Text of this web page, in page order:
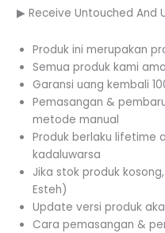
▶ Receive Untouched And
Produk ini merupakan
Semua produk kami
Garansi uang kembali
Pemasangan &
metode manual
Produk berlaku lifetime
kadaluwarsa
Jika stok produk
Esteh)
Update versi produk
Cara pemasangan &